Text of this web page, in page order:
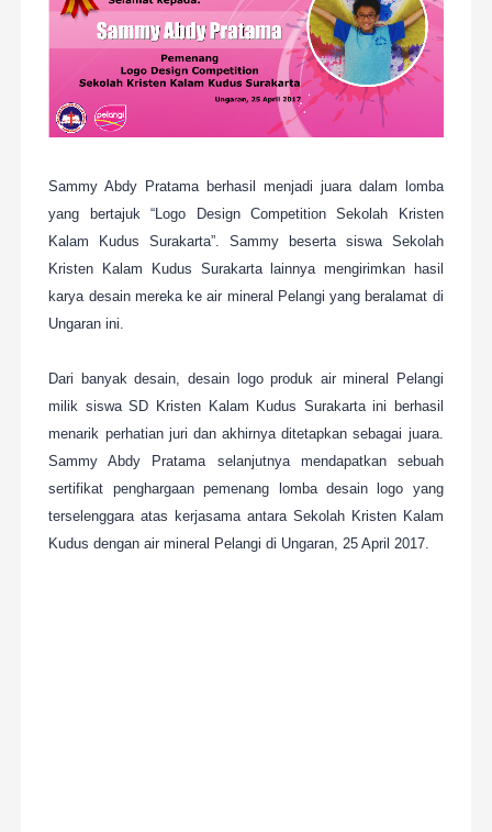
Sammy Abdy Pratama berhasil menjadi juara dalam lomba
yang bertajuk “Logo Design Competition Sekolah Kristen
Kalam Kudus Surakarta”. Sammy beserta siswa Sekolah
Kristen Kalam Kudus Surakarta lainnya mengirimkan hasil
karya desain mereka ke air mineral Pelangi yang beralamat di
Ungaran ini.
Dari banyak desain, desain logo produk air mineral Pelangi
milik siswa SD Kristen Kalam Kudus Surakarta ini berhasil
menarik perhatian juri dan akhirnya ditetapkan sebagai juara.
Sammy Abdy Pratama selanjutnya mendapatkan sebuah
sertifikat penghargaan pemenang lomba desain logo yang
terselenggara atas kerjasama antara Sekolah Kristen Kalam
Kudus dengan air mineral Pelangi di Ungaran, 25 April 2017.